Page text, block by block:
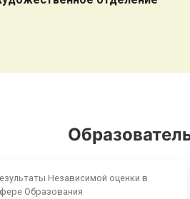
Независимой оценки в
Образования